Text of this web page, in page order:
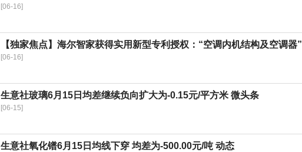
[06-16]
【独家焦点】海尔智家获得实用新型专利授权：“空调内机结构及空调器”
[06-16]
生意社玻璃6月15日均差继续负向扩大为-0.15元/平方米 微头条
[06-15]
生意社氧化镨6月15日均线下穿 均差为-500.00元/吨 动态